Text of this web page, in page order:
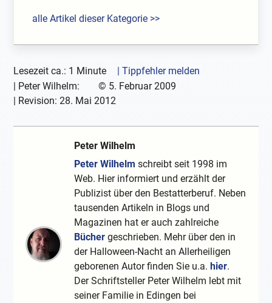
alle Artikel dieser Kategorie >>
Lesezeit ca.: 1 Minute
| Tippfehler melden
| Peter Wilhelm: © 5. Februar 2009
| Revision:28. Mai 2012
Peter Wilhelm
Peter Wilhelm schreibt seit 1998 im
Web. Hier informiert und erzählt der
Publizist über den Bestatterberuf. Neben
tausenden Artikeln in Blogs und
Magazinen hat er auch zahlreiche
Bücher geschrieben. Mehr über den in
der Halloween-Nacht an Allerheiligen
geborenen Autor finden Sie u.a.hier.
Der Schriftsteller Peter Wilhelm lebt mit
seiner Familie in Edingen bei